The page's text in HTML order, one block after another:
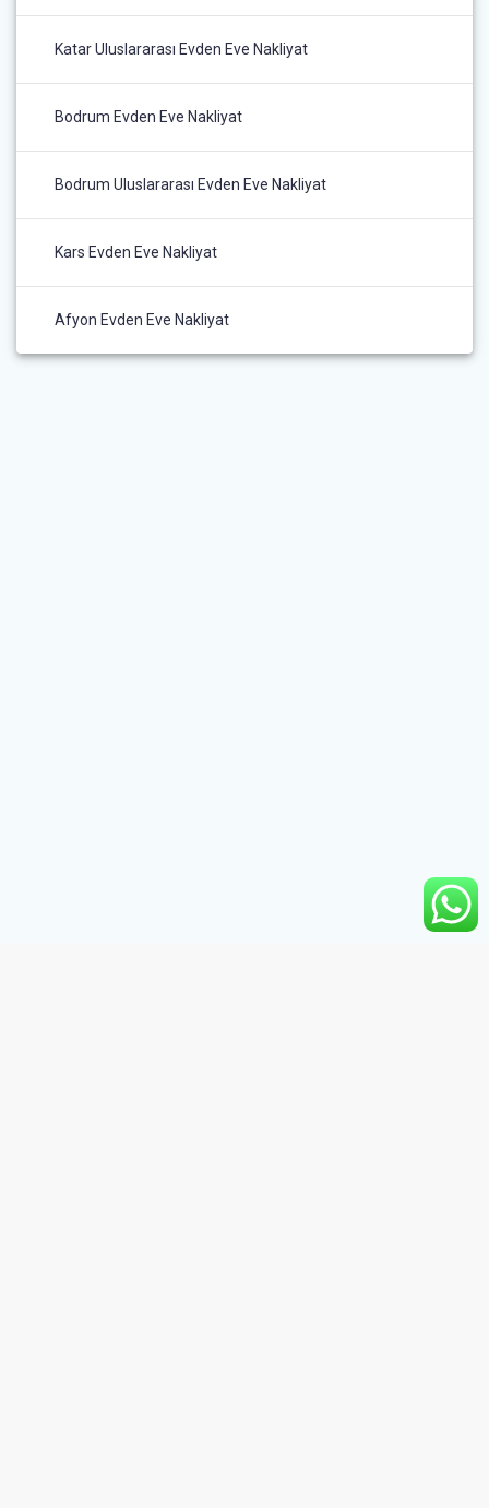
Katar Uluslararası Evden Eve Nakliyat
Bodrum Evden Eve Nakliyat
Bodrum Uluslararası Evden Eve Nakliyat
Kars Evden Eve Nakliyat
Afyon Evden Eve Nakliyat